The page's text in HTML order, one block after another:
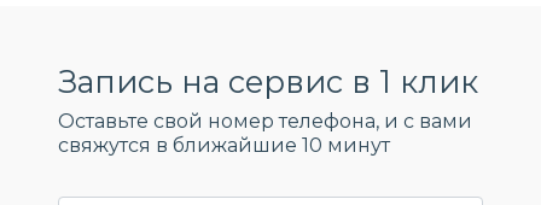
Запись на сервис в 1 клик
Оставьте свой номер телефона, и c вами
свяжутся в ближайшие 10 минут